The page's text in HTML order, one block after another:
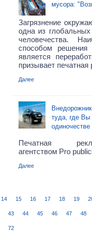
мусора:
Загрязнение
одна из
человечества.
способом
является
призывает
Далее
туда, где Вы
Печатная
агентством Pro
Далее
14 15 16 17 18 19
43 44 45 46 47 48
72